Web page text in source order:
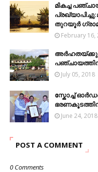
മികച്ച
തുറയൂർ
February 16,
July 05, 2018
സ്കോച്ച്
June 24, 2018
POST A COMMENT
0 Comments